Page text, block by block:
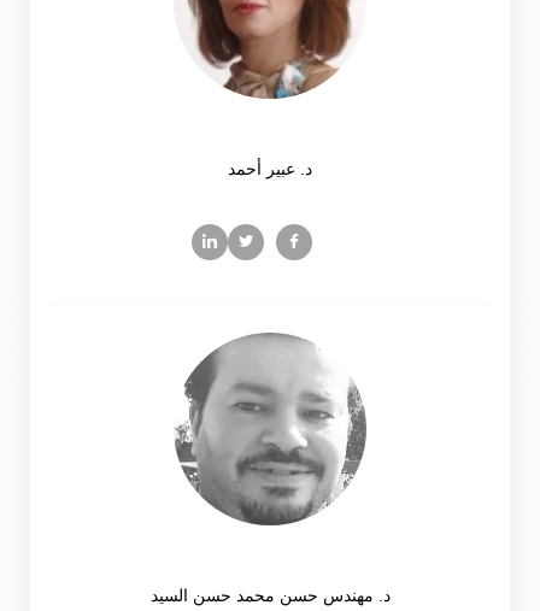
د. عبير أحمد
د. مهندس حسن محمد حسن السيد